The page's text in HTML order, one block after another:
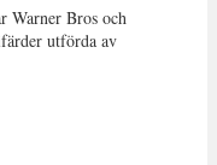
Warner Bros och
utförda av